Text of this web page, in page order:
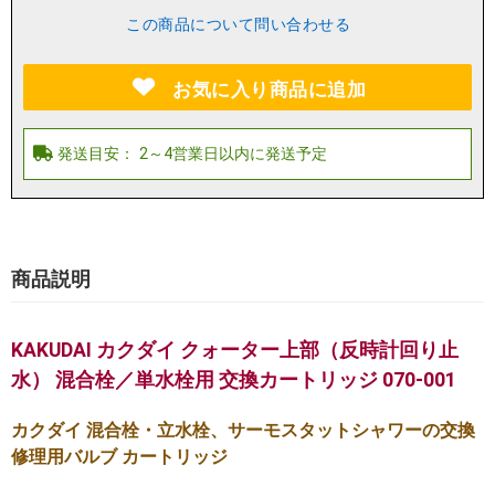
この商品について問い合わせる
お気に入り商品に追加
商品説明
KAKUDAI カクダイ クォーター上部（反時計回り止
水） 混合栓／単水栓用 交換カートリッジ 070-001
カクダイ 混合栓・立水栓、サーモスタットシャワーの交換
修理用バルブ カートリッジ